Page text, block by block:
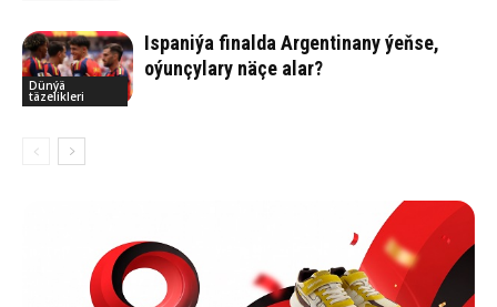
Dünýä
täzelikleri
Ispaniýa finalda Argentinany ýeňse,
oýunçylary näçe alar?